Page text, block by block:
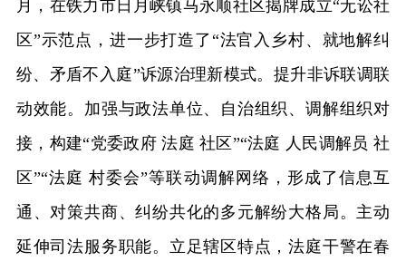
月，在铁力市日月峡镇马永顺社区揭牌成立“无讼社
区”示范点，进一步打造了“法官入乡村、就地解纠
纷、矛盾不入庭”诉源治理新模式。提升非诉联调联
动效能。加强与政法单位、自治组织、调解组织对
接，构建“党委政府 法庭 社区”“法庭 人民调解员 社
区”“法庭 村委会”等联动调解网络，形成了信息互
通、对策共商、纠纷共化的多元解纷大格局。主动
延伸司法服务职能。立足辖区特点，法庭干警在春